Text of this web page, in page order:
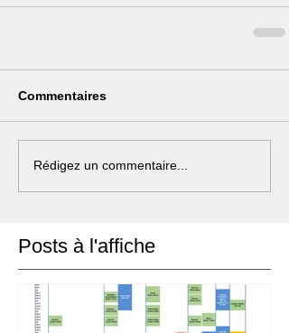
Commentaires
Rédigez un commentaire...
Posts à l'affiche